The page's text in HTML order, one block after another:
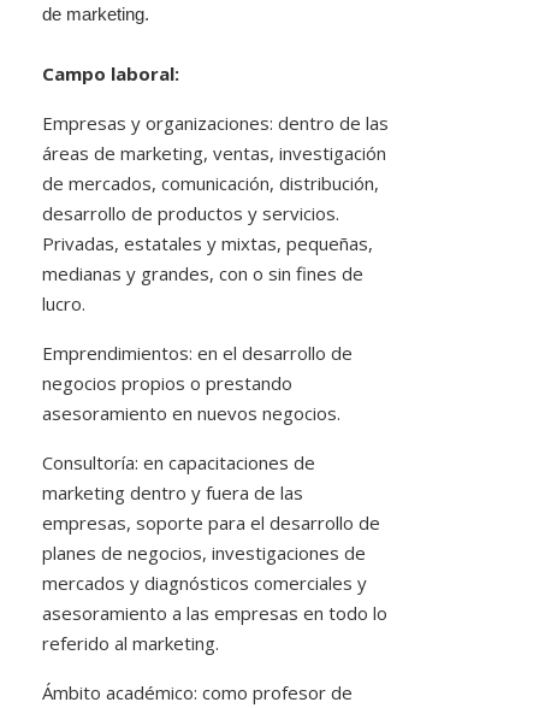
de marketing.
Campo laboral:
Empresas y organizaciones: dentro de las
áreas de marketing, ventas, investigación
de mercados, comunicación, distribución,
desarrollo de productos y servicios.
Privadas, estatales y mixtas, pequeñas,
medianas y grandes, con o sin fines de
lucro.
Emprendimientos: en el desarrollo de
negocios propios o prestando
asesoramiento en nuevos negocios.
Consultoría: en capacitaciones de
marketing dentro y fuera de las
empresas, soporte para el desarrollo de
planes de negocios, investigaciones de
mercados y diagnósticos comerciales y
asesoramiento a las empresas en todo lo
referido al marketing.
Ámbito académico: como profesor de